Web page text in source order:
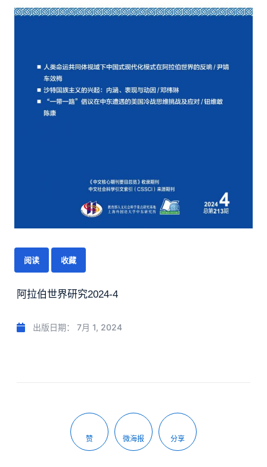
阅读 收藏
阿拉伯世界研究2024-4
出版日期： 7月 1, 2024
赞 微海报 分享